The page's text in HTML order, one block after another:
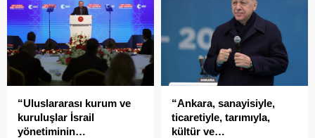
“Uluslararası kurum ve
kuruluşlar İsrail
yönetiminin…
“Ankara, sanayisiyle,
ticaretiyle, tarımıyla,
kültür ve…